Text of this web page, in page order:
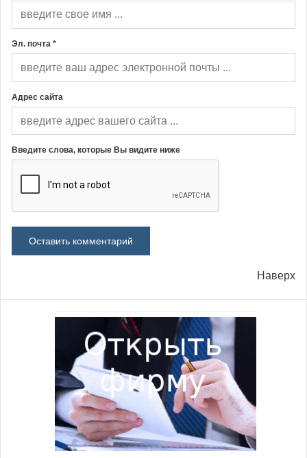
Эл. почта *
Адрес сайта
Введите слова, которые Вы видите ниже
Наверх